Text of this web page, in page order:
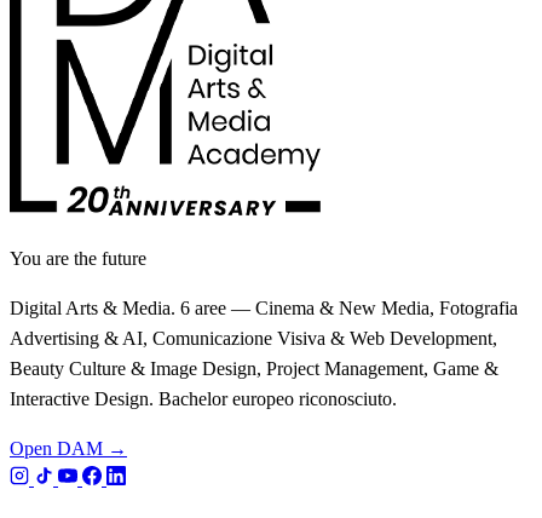
You are the future
Digital Arts & Media. 6 aree — Cinema & New Media, Fotografia
Advertising & AI, Comunicazione Visiva & Web Development,
Beauty Culture & Image Design, Project Management, Game &
Interactive Design. Bachelor europeo riconosciuto.
Open DAM →